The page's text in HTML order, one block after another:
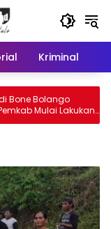
Kriminal
Lakukan